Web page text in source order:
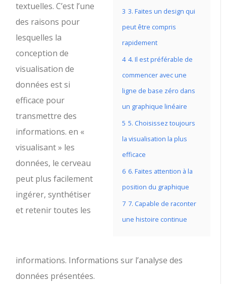
3 3. Faites un design qui
peut être compris
rapidement
4 4. Il est préférable de
commencer avec une
ligne de base zéro dans
un graphique linéaire
5 5. Choisissez toujours
la visualisation la plus
efficace
6 6. Faites attention à la
position du graphique
7 7. Capable de raconter
une histoire continue
textuelles. C’est l’une
des raisons pour
lesquelles la
conception de
visualisation de
données est si
efficace pour
transmettre des
informations. en «
visualisant » les
données, le cerveau
peut plus facilement
ingérer, synthétiser
et retenir toutes les
informations. Informations sur l’analyse des
données présentées.